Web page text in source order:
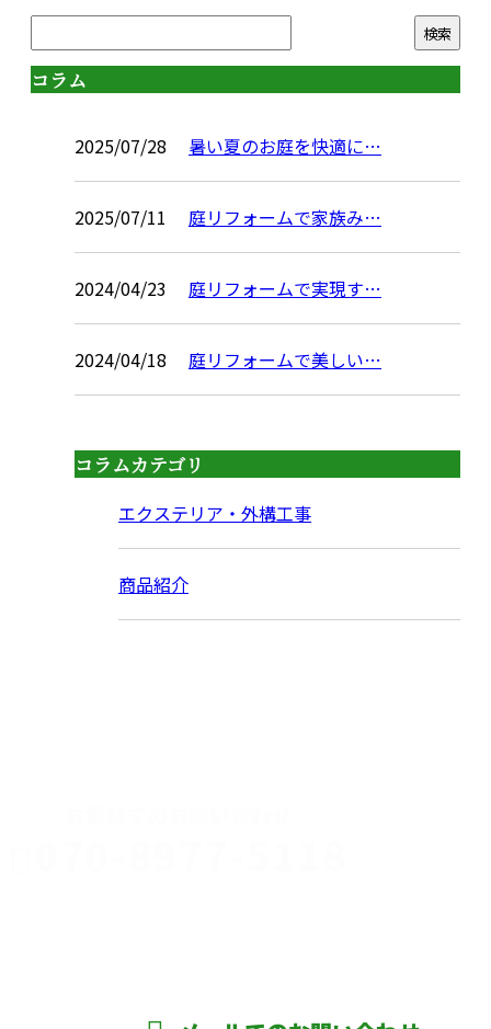
コラム
2025/07/28 暑い夏のお庭を快適に…
2025/07/11 庭リフォームで家族み…
2024/04/23 庭リフォームで実現す…
2024/04/18 庭リフォームで美しい…
コラムカテゴリ
エクステリア・外構工事
商品紹介